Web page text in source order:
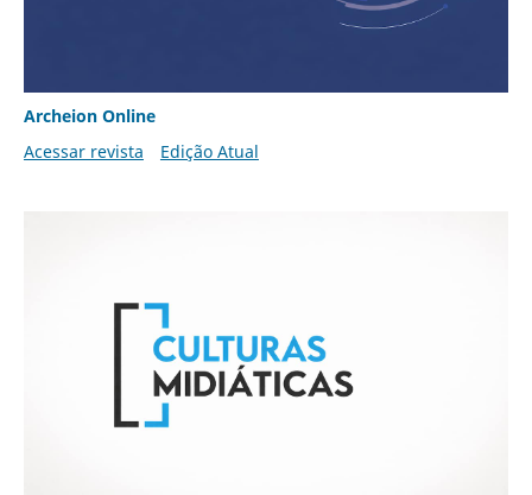
Archeion Online
Acessar revista
Edição Atual